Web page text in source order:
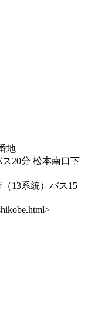
地
20分 松本南口下
13系統）バス15